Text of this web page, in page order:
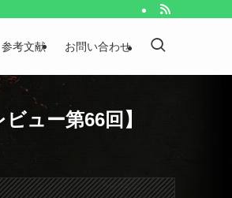
参考文献 お問い合わせ
ュー第66回】